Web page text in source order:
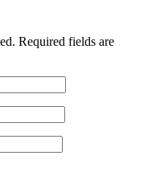
Required fields are